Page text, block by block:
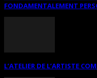
FONDAMENTALEMENT
L’ATELIER DE L’ARTISTE